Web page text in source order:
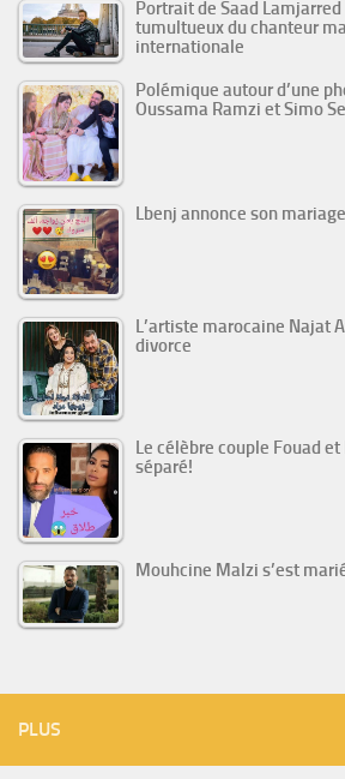
Portrait de Saad
tumultueux du chanteur
internationale
Polémique autour d’une
Oussama Ramzi et Simo
Lbenj annonce son mariage
L’artiste marocaine Najat
divorce
Le célèbre couple Fouad
séparé!
Mouhcine Malzi s’est
PLUS